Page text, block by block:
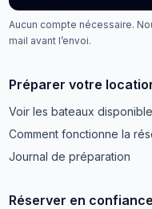
Aucun compte nécessaire.
mail avant l’envoi.
Préparer votre
Voir les bateaux
Comment fonctionne la
Journal de préparation
Réserver en confiance